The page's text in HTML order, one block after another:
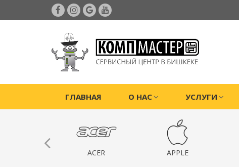
ГЛАВНАЯ О НАС УСЛУГИ
ACER APPLE